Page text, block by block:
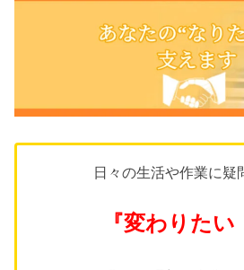
日々の生活や作業に疑
『変わりたい